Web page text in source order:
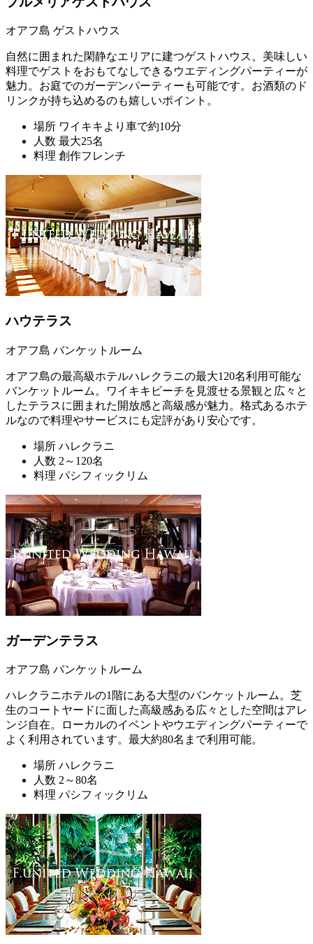
オアフ島 ゲストハウス
自然に囲まれた閑静なエリアに建つゲストハウス。美味しい
料理でゲストをおもてなしできるウエディングパーティーが
魅力。お庭でのガーデンパーティーも可能です。お酒類のド
リンクが持ち込めるのも嬉しいポイント。
場所 ワイキキより車で約10分
人数 最大25名
料理 創作フレンチ
ハウテラス
オアフ島 バンケットルーム
オアフ島の最高級ホテルハレクラニの最大120名利用可能な
バンケットルーム。ワイキキビーチを見渡せる景観と広々と
したテラスに囲まれた開放感と高級感が魅力。格式あるホテ
ルなので料理やサービスにも定評があり安心です。
場所 ハレクラニ
人数 2～120名
料理 パシフィックリム
ガーデンテラス
オアフ島 バンケットルーム
ハレクラニホテルの1階にある大型のバンケットルーム。芝
生のコートヤードに面した高級感ある広々とした空間はアレ
ンジ自在。ローカルのイベントやウエディングパーティーで
よく利用されています。最大約80名まで利用可能。
場所 ハレクラニ
人数 2～80名
料理 パシフィックリム